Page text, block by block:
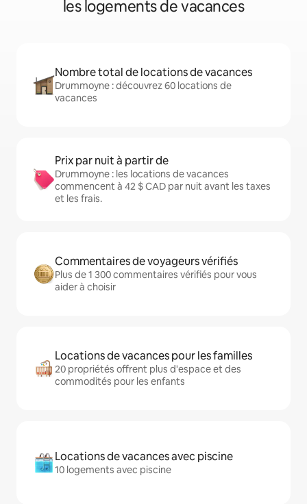
les logements de vacances
Nombre total de locations de vacances
Drummoyne : découvrez 60 locations de
vacances
Prix par nuit à partir de
Drummoyne : les locations de vacances
commencent à 42 $ CAD par nuit avant les taxes
et les frais.
Commentaires de voyageurs vérifiés
Plus de 1 300 commentaires vérifiés pour vous
aider à choisir
Locations de vacances pour les familles
20 propriétés offrent plus d'espace et des
commodités pour les enfants
Locations de vacances avec piscine
10 logements avec piscine